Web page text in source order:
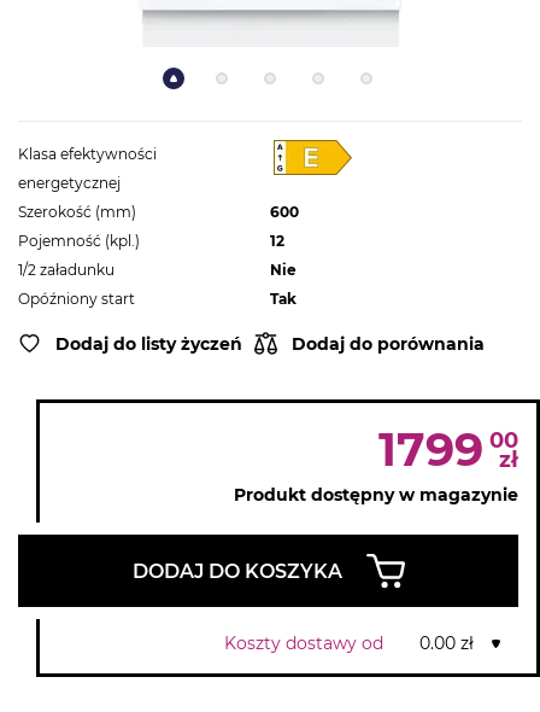
Klasa efektywności
energetycznej
Szerokość (mm)
600
Pojemność (kpl.)
12
1/2 załadunku
Nie
Opóźniony start
Tak
Dodaj do listy życzeń Dodaj do porównania
1799 00
zł
Produkt dostępny w magazynie
DODAJ DO KOSZYKA
Koszty dostawy od 0.00 zł